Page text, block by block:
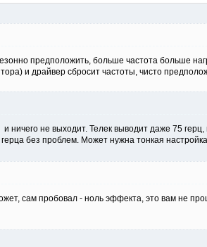
предположить, больше частота больше
и драйвер сбросит частоты, чисто
не выходит. Телек выводит даже 75
без проблем. Может нужна тонкая
сам пробовал - ноль эффекта, это вам не